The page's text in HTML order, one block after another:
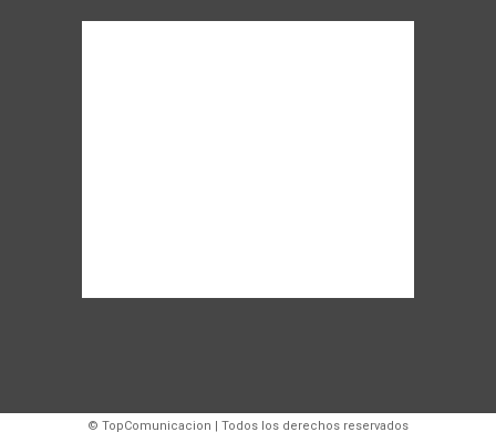
© TopComunicacion | Todos los derechos reservados